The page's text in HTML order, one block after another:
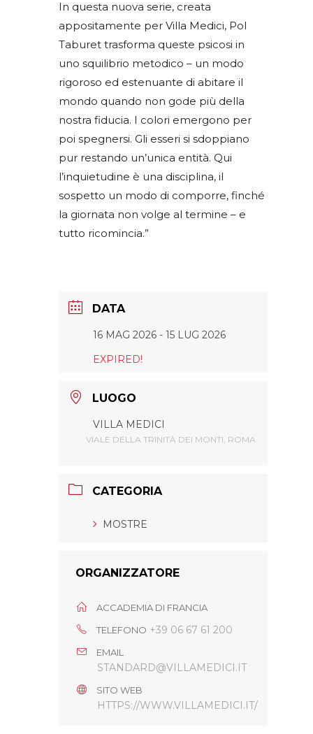
In questa nuova serie, creata
appositamente per Villa Medici, Pol
Taburet trasforma queste psicosi in
uno squilibrio metodico – un modo
rigoroso ed estenuante di abitare il
mondo quando non gode più della
nostra fiducia. I colori emergono per
poi spegnersi. Gli esseri si sdoppiano
pur restando un’unica entità. Qui
l’inquietudine è una disciplina, il
sospetto un modo di comporre, finché
la giornata non volge al termine – e
tutto ricomincia.”
DATA
16 MAG 2026 - 15 LUG 2026
EXPIRED!
LUOGO
VILLA MEDICI
VIALE DELLA TRINITÀ DEI MONTI, ROMA
CATEGORIA
MOSTRE
ORGANIZZATORE
ACCADEMIA DI FRANCIA
TELEFONO +39 06 67 61 200
EMAIL
STANDARD@VILLAMEDICI.IT
SITO WEB
HTTPS://WWW.VILLAMEDICI.IT/